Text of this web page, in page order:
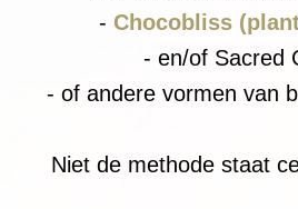
- Chocobliss
- en/of Sacred
- of andere vormen van
Niet de methode staat